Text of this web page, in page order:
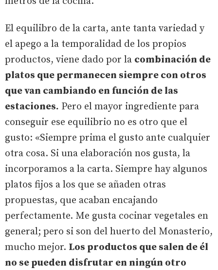
El equilibro de la carta, ante tanta variedad y
el apego a la temporalidad de los propios
productos, viene dado por la combinación de
platos que permanecen siempre con otros
que van cambiando en función de las
estaciones. Pero el mayor ingrediente para
conseguir ese equilibrio no es otro que el
gusto: «Siempre prima el gusto ante cualquier
otra cosa. Si una elaboración nos gusta, la
incorporamos a la carta. Siempre hay algunos
platos fijos a los que se añaden otras
propuestas, que acaban encajando
perfectamente. Me gusta cocinar vegetales en
general; pero si son del huerto del Monasterio,
mucho mejor. Los productos que salen de él
no se pueden disfrutar en ningún otro